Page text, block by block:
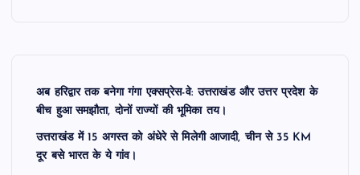
अब हरिद्वार तक बनेगा गंगा एक्सप्रेस-वे: उत्तराखंड और उत्तर प्रदेश के
बीच हुआ समझौता, दोनों राज्यों की भूमिका तय।
उत्तराखंड में 15 अगस्त को अंधेरे से मिलेगी आजादी, चीन से 35 KM
दूर बसे भारत के ये गांव।